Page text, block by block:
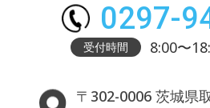
0297-
受付時間 8:00〜
〒302-0006 茨城県